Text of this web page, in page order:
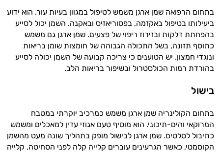
בתחום הרפואה שמן ארגן משמש לטיפול במגוון בעיות עור. הוא ידוע
ביעילותו בטיפול באקזמה, בפסוריאזיס ובאקנה. השמן יכול לסייע
בהפחתת דלקות ובזירוז ריפוי של פצעים. שמן ארגן גם משמש
כתוסף תזונה, בשל התכולה הגבוהה של חומצות שומן בריאות
ונוגדי חמצון. יש הטוענים כי צריכה קבועה של השמן יכולה לסייע
בהורדת רמות הכולסטרול ובשיפור בריאות הלב.
בישול
בתחום הקולינריה שמן ארגן משמש כמרכיב יוקרתי במטבח
המרוקאי והים-תיכוני. הוא מוסיף טעם אגוזי עדין למאכלים ומשמש
כתיבול לסלטים. שמן ארגן לבישול מופק בתהליך שונה מעט מהשמן
הקוסמטי, כאשר הגרעינים עוברים קלייה קלה לפני הסחיטה. קלייה